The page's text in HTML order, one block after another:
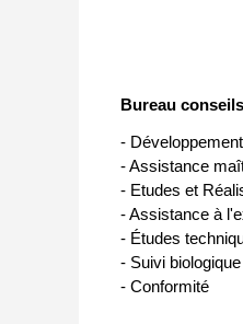
Bureau conseils
-
- Assistance
- Etudes et
- Assistance à
- Études
- Suivi biologique
- Conformité